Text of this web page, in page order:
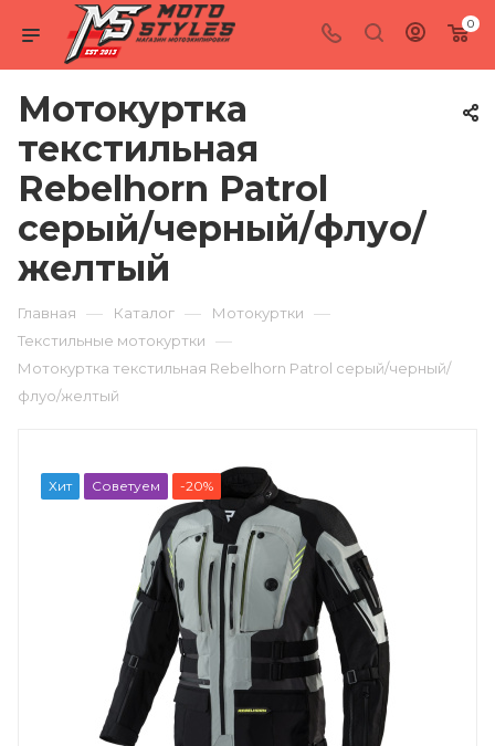
0
Мотокуртка
текстильная
Rebelhorn Patrol
серый/черный/флуо/
желтый
Главная — Каталог — Мотокуртки —
Текстильные мотокуртки —
Мотокуртка текстильная Rebelhorn Patrol серый/черный/
флуо/желтый
Хит Советуем -20%